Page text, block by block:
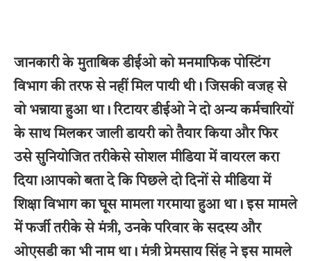
जानकारी के मुताबिक डीईओ को मनमाफिक पोस्टिंग
विभाग की तरफ से नहीं मिल पायी थी। जिसकी वजह से
वो भन्नाया हुआ था। रिटायर डीईओ ने दो अन्य कर्मचारियों
के साथ मिलकर जाली डायरी को तैयार किया और फिर
उसे सुनियोजित तरीकेसे सोशल मीडिया में वायरल करा
दिया।आपको बता दे कि पिछले दो दिनों से मीडिया में
शिक्षा विभाग का घूस मामला गरमाया हुआ था। इस मामले
में फर्जी तरीके से मंत्री, उनके परिवार के सदस्य और
ओएसडी का भी नाम था। मंत्री प्रेमसाय सिंह ने इस मामले